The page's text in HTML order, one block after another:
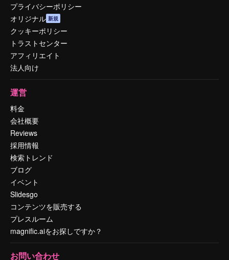
プライバシーポリシー
オリジナル 新規
クッキーポリシー
トラストセンター
アフィリエイト
法人向け
運営
料金
会社概要
Reviews
採用情報
検索トレンド
ブログ
イベント
Slidesgo
コンテンツを販売する
プレスルーム
magnific.aiをお探しですか？
お問い合わせ